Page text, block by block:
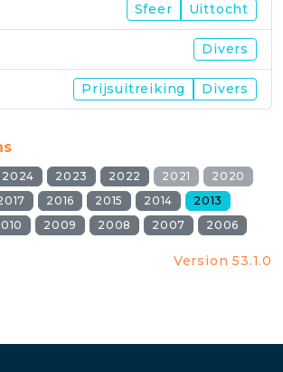
Sfeer Uittocht
Divers
Prijsuitreiking Divers
2024 2023 2022 2021
2020
2016 2015 2014
2013
2009 2008 2007 2006
Version 53.1.0